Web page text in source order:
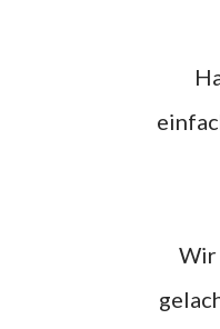
Habt ihr Fragen zu Arno, zu seinem neuen Buch, oder zu sonstigem? Stellt sie doch
Wir hatten jedenfalls einen traumhaft schönen Abend, ganz viel Spaß, wahnsinnig viel